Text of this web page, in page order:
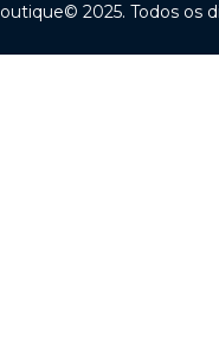
2025. Todos os